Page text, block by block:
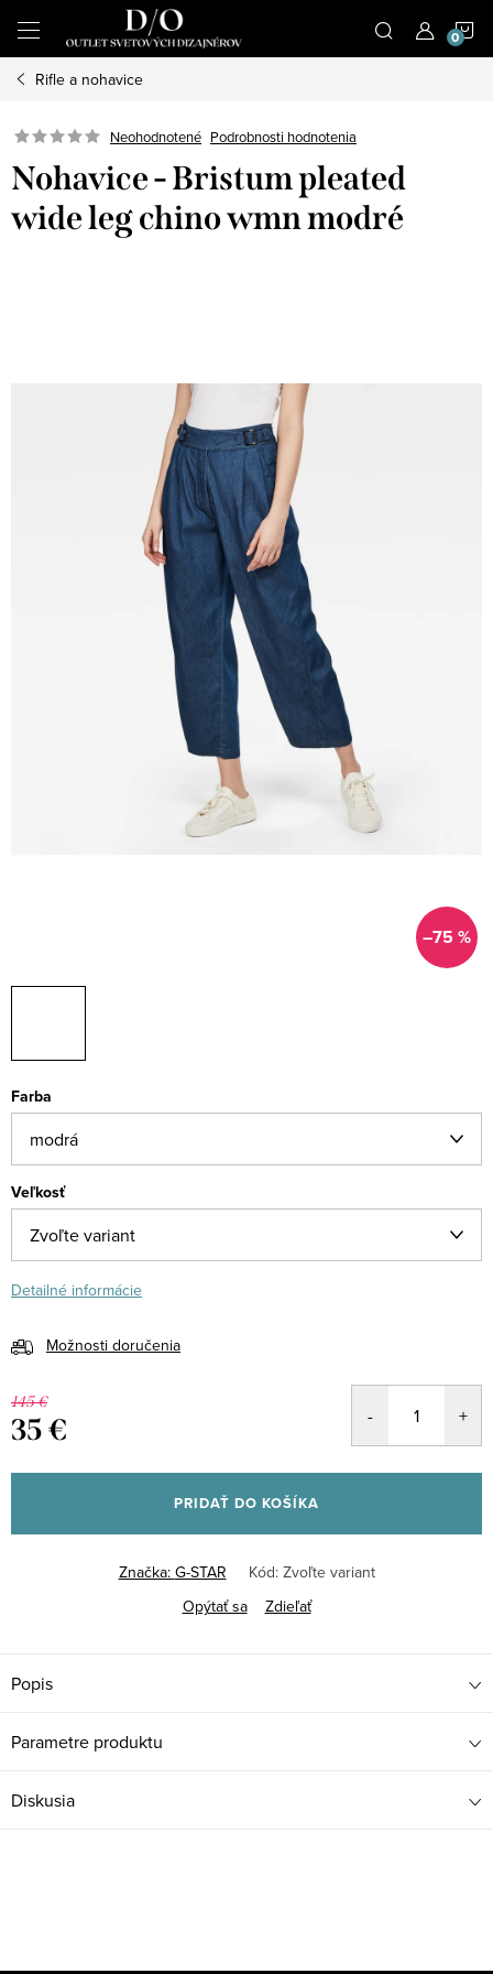
obsah
Rifle a nohavice
Neohodnotené Podrobnosti hodnotenia
Nohavice - Bristum pleated
wide leg chino wmn modré
–75 %
Farba
Veľkosť
Detailné informácie
Možnosti doručenia
145 €
35 €
cena:
PRIDAŤ DO KOŠÍKA
Značka: G-STAR Kód: Zvoľte variant
Opýtať sa
Zdieľať
Popis
Parametre produktu
Diskusia